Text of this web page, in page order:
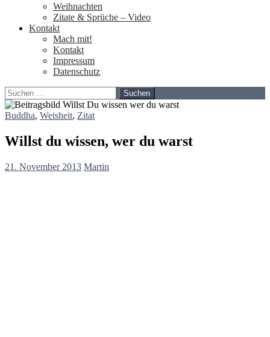
Weihnachten
Zitate & Sprüche – Video
Kontakt
Mach mit!
Kontakt
Impressum
Datenschutz
Suchen
nach:
Buddha, Weisheit, Zitat
Willst du wissen, wer du warst
21. November 2013 Martin